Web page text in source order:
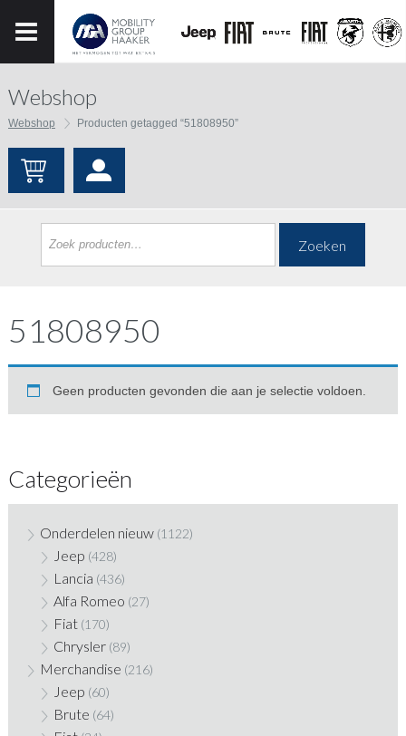
Webshop
Webshop Producten getagged “51808950”
Zoeken
51808950
Geen producten gevonden die aan je selectie voldoen.
Categorieën
Onderdelen nieuw (1122)
Jeep (428)
Lancia (436)
Alfa Romeo (27)
Fiat (170)
Chrysler (89)
Merchandise (216)
Jeep (60)
Brute (64)